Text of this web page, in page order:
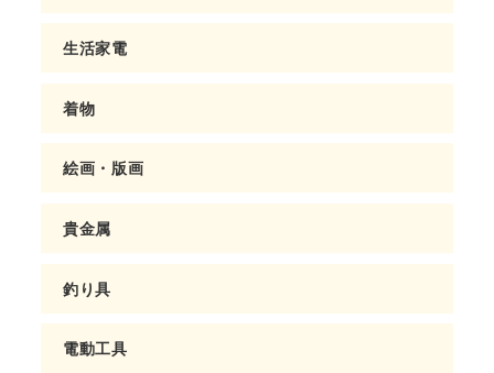
生活家電
着物
絵画・版画
貴金属
釣り具
電動工具